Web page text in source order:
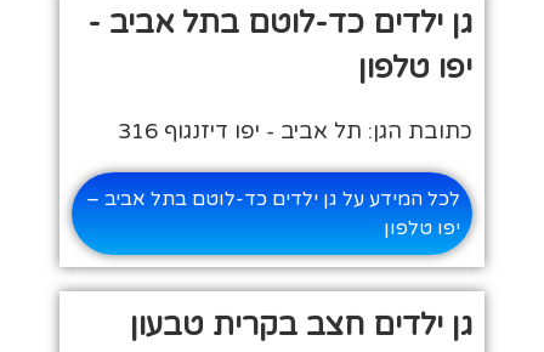
גן ילדים כד-לוטם בתל אביב -
יפו טלפון
כתובת הגן: תל אביב - יפו דיזנגוף 316
לכל המידע על גן ילדים כד-לוטם בתל אביב –
יפו טלפון
גן ילדים חצב בקרית טבעון